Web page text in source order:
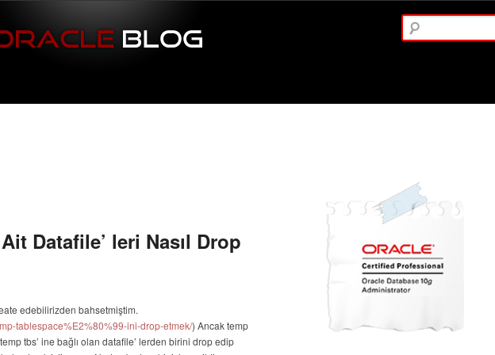
Datafile’ leri Nasıl Drop
edebilirizden bahsetmiştim.
tablespace%E2%80%99-ini-drop-etmek/) Ancak temp
tbs’ ine bağlı olan datafile’ lerden birini drop edip